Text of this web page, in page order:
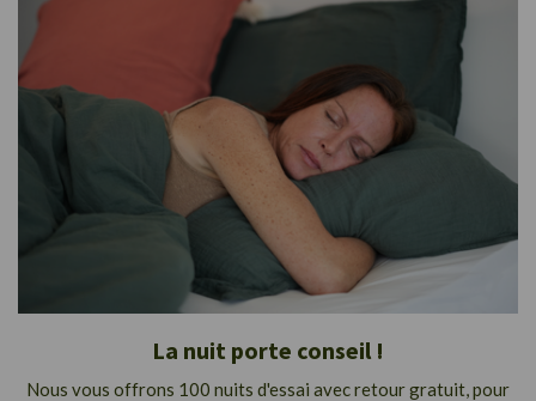
La nuit porte conseil !
Nous vous offrons 100 nuits d'essai avec retour gratuit, pour